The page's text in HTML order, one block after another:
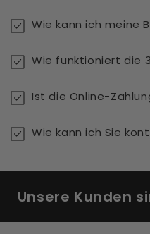
Wie kann ich meine
Wie funktioniert die
Ist die Online-
Wie kann ich Sie
Unsere Kunden